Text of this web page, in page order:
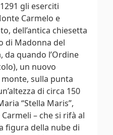
gli eserciti
Carmelo e
dell’antica chiesetta
di Madonna del
quando l’Ordine
un nuovo
sulla punta
di circa 150
“Stella Maris”,
– che si rifà al
figura della nube di